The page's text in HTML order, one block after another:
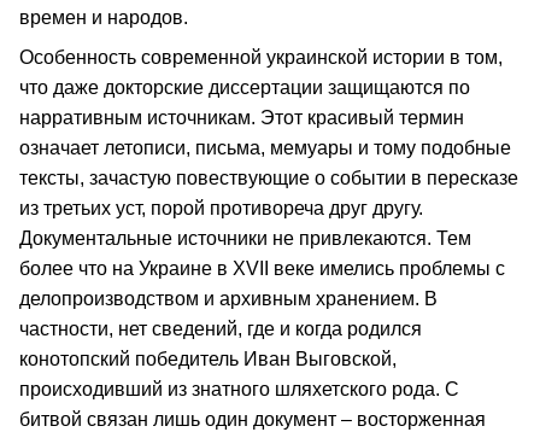
времен и народов.
Особенность современной украинской истории в том,
что даже докторские диссертации защищаются по
нарративным источникам. Этот красивый термин
означает летописи, письма, мемуары и тому подобные
тексты, зачастую повествующие о событии в пересказе
из третьих уст, порой противореча друг другу.
Документальные источники не привлекаются. Тем
более что на Украине в XVII веке имелись проблемы с
делопроизводством и архивным хранением. В
частности, нет сведений, где и когда родился
конотопский победитель Иван Выговской,
происходивший из знатного шляхетского рода. С
битвой связан лишь один документ – восторженная